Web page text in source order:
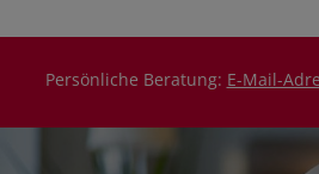
Persönliche Beratung: E-Mail-